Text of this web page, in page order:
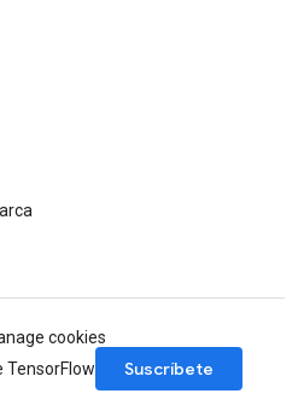
cookies
TensorFlow
Suscríbete